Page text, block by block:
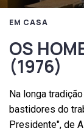
EM CASA
OS
(1976)
Na longa
bastidores do
Presidente", de